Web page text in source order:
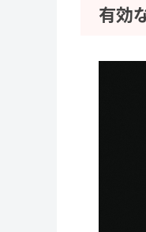
有効